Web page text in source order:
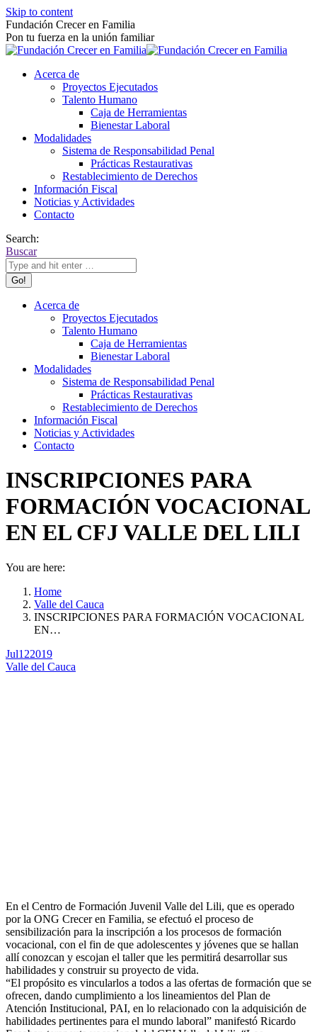
Skip to content
Fundación Crecer en Familia
Pon tu fuerza en la unión familiar
Acerca de
Proyectos Ejecutados
Talento Humano
Caja de Herramientas
Bienestar Laboral
Modalidades
Sistema de Responsabilidad Penal
Prácticas Restaurativas
Restablecimiento de Derechos
Información Fiscal
Noticias y Actividades
Contacto
Search:
Buscar
Acerca de
Proyectos Ejecutados
Talento Humano
Caja de Herramientas
Bienestar Laboral
Modalidades
Sistema de Responsabilidad Penal
Prácticas Restaurativas
Restablecimiento de Derechos
Información Fiscal
Noticias y Actividades
Contacto
INSCRIPCIONES PARA
FORMACIÓN VOCACIONAL
EN EL CFJ VALLE DEL LILI
You are here:
Home
Valle del Cauca
INSCRIPCIONES PARA FORMACIÓN VOCACIONAL
EN…
Jul122019
Valle del Cauca
En el Centro de Formación Juvenil Valle del Lili, que es operado
por la ONG Crecer en Familia, se efectuó el proceso de
sensibilización para la inscripción a los procesos de formación
vocacional, con el fin de que adolescentes y jóvenes que se hallan
allí conozcan y escojan el taller que les permitirá desarrollar sus
habilidades y construir su proyecto de vida.
“El propósito es vincularlos a todos a las ofertas de formación que se
ofrecen, dando cumplimiento a los lineamientos del Plan de
Atención Institucional, PAI, en lo relacionado con la adquisición de
habilidades pertinentes para el mundo laboral” manifestó Ricardo